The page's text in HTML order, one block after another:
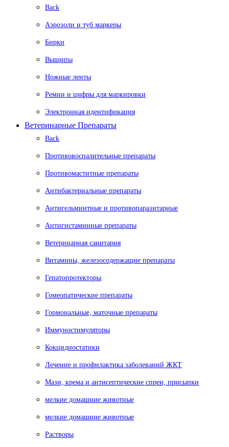
Back
Аэрозоли и туб маркеры
Бирки
Выщипы
Ножные ленты
Ремни и цифры для маркировки
Электронная идентификация
Ветеринарные Препараты
Back
Противовоспалительные препараты
Противомаститные препараты
Антибактериальные препараты
Антигельминтные и противопаразитарные
Антигистаминные препараты
Ветеринарная санитария
Витамины, железосодержащие препараты
Гепатопротекторы
Гомеопатические препараты
Гормональные, маточные препараты
Иммуностимуляторы
Кокцидиостатики
Лечение и профилактика заболеваний ЖКТ
Мази, крема и антисептические спреи, присыпки
мелкие домашние животные
мелкие домашние животные
Растворы